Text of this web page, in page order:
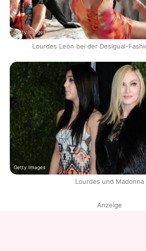
Getty Images
Lourdes Leon bei der Desigual-
Getty Images
Lourdes und Madonna
Anzeige